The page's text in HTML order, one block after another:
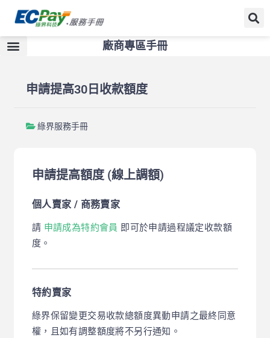
廠商專區手冊
申請提高30日收款額度
綠界服務手冊
申請提高額度 (線上調額)
個人賣家 / 商務賣家
請 申請成為特約會員 即可於申請過程議定收款額
度。
特約賣家
綠界保留變更交易收款總額度異動申請之最終同意
權，且如有調整額度將不另行通知。